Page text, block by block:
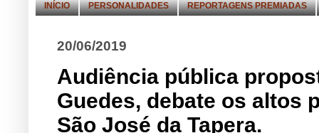
INÍCIO PERSONALIDADES REPORTAGENS PREMIADAS
20/06/2019
Audiência pública
Guedes, debate os altos
São José da Tapera.